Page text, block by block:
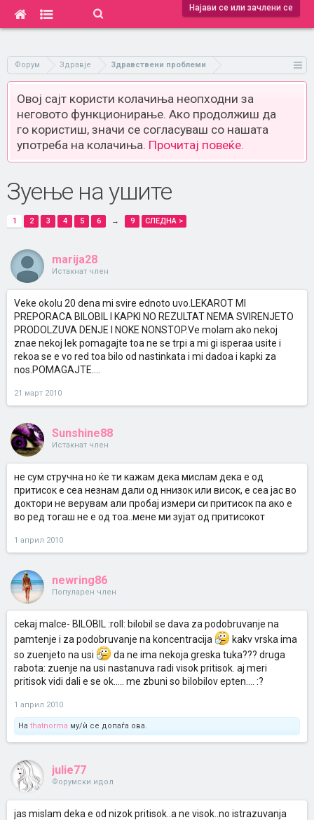
Најави се или зачлени се
Форум Здравје Здравствени проблеми
Овој сајт користи колачиња неопходни за
неговото функционирање. Ако продолжиш да
го користиш, значи се согласуваш со нашата
употреба на колачиња. Прочитај повеќе.
Зуење на ушите
1 2 3 4 5 6 → 9 СЛЕДНА >
marija28
Истакнат член
Veke okolu 20 dena mi svire ednoto uvo.LEKAROT MI
PREPORACA BILOBIL I KAPKI NO REZULTAT NEMA SVIRENJETO
PRODOLZUVA DENJE I NOKE NONSTOP.Ve molam ako nekoj
znae nekoj lek pomagajte toa ne se trpi a mi gi isperaa usite i
rekoa se e vo red toa bilo od nastinkata i mi dadoa i kapki za
nos.POMAGAJTE....
21 март 2010
Sunshine88
Истакнат член
не сум стручна но ќе ти кажам дека мислам дека е од
притисок е сеа незнам дали од ннизок или висок, е сеа јас во
доктори не верувам али пробај измери си притисок па ако е
во ред тогаш не е од тоа..мене ми зујат од притисокот
1 април 2010
newring86
Популарен член
cekaj malce- BILOBIL :roll: bilobil se dava za podobruvanje na
pamtenje i za podobruvanje na koncentracija
kakv vrska ima
so zuenjeto na usi
da ne ima nekoja greska tuka??? druga
rabota: zuenje na usi nastanuva radi visok pritisok. aj meri
pritisok vidi dali e se ok..... me zbuni so bilobilov epten.... :?
1 април 2010
На thatnorma му/ѝ се допаѓа ова.
julie77
Форумски идол
jas mislam deka e od nizok pritisok..a ne visok..no istrazuvanja